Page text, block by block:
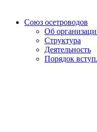
Союз осетроводов
Об
Структура
Деятельность
Порядок